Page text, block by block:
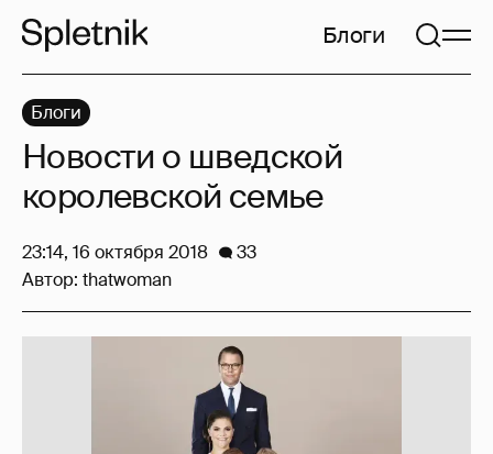
Блоги
Блоги
Новости о шведской
королевской семье
23:14, 16 октября 2018
33
Автор: thatwoman